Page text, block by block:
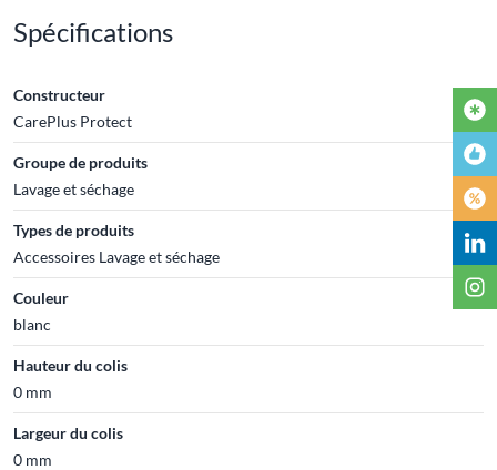
Spécifications
Constructeur
CarePlus Protect
Groupe de produits
Lavage et séchage
Types de produits
Accessoires Lavage et séchage
Couleur
blanc
Hauteur du colis
0 mm
Largeur du colis
0 mm